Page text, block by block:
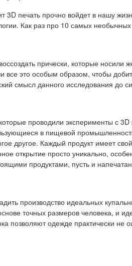
печать прочно войдет в нашу
Как раз про 10 самых
прически, которые
все это особым образом, чтобы
смысл данного исследования до
проводили эксперименты с
в пищевой
другое. Каждый продукт имеет
открытие просто уникально,
продуктами, пусть и
производство идеальных
точных размеров человека, и
позволяют одежде практически не